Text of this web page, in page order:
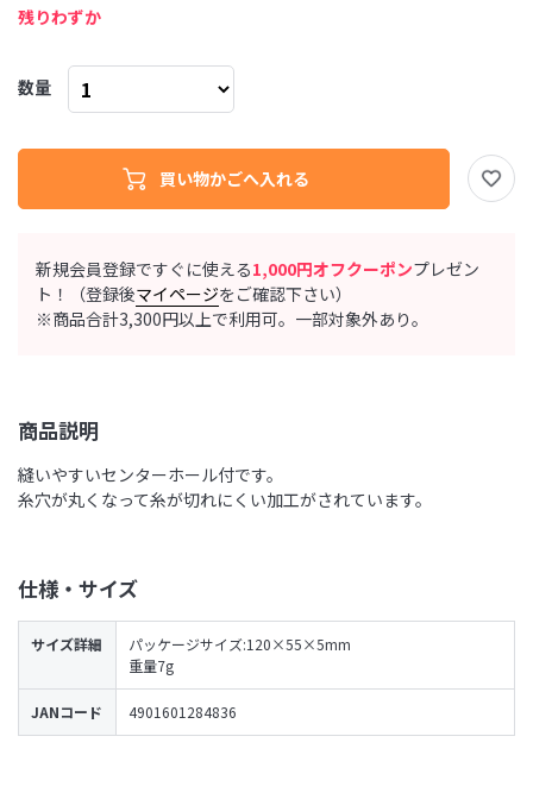
新規会員登録ですぐに使える1,000円オフクーポンプレゼン
ト！（登録後マイページをご確認下さい）
※商品合計3,300円以上で利用可。一部対象外あり。
商品説明
縫いやすいセンターホール付です。
糸穴が丸くなって糸が切れにくい加工がされています。
仕様・サイズ
サイズ詳細
パッケージサイズ:120×55×5mm
重量7g
JANコード 4901601284836
残りわずか
数量